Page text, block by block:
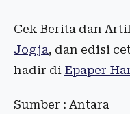
Cek Berita dan
Jogja, dan edisi
hadir di Epaper
Sumber : Antara